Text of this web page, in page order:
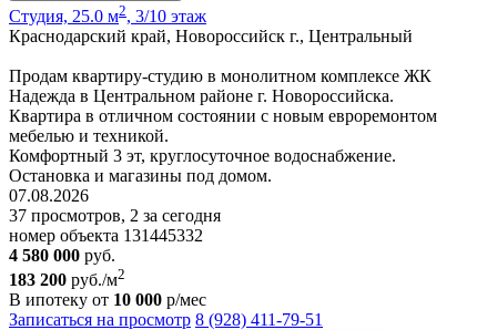
Студия, 25.0 м2, 3/10 этаж
Краснодарский край, Новороссийск г., Центральный
Продам квартиру-студию в монолитном комплексе ЖК
Надежда в Центральном районе г. Новороссийска.
Квартира в отличном состоянии с новым евроремонтом
мебелью и техникой.
Комфортный 3 эт, круглосуточное водоснабжение.
Остановка и магазины под домом.
07.08.2026
37 просмотров, 2 за сегодня
номер объекта 131445332
4 580 000 руб.
183 200 руб./м2
В ипотеку от 10 000 р/мес
Записаться на просмотр 8 (928) 411-79-51